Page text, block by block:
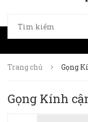
Trang chủ Gọng
Gọng Kính